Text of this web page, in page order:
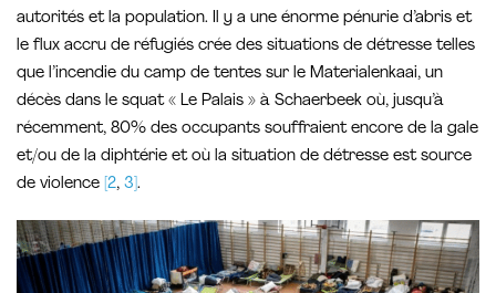
autorités et la population. Il y a une énorme pénurie d’abris et
le flux accru de réfugiés crée des situations de détresse telles
que l’incendie du camp de tentes sur le Materialenkaai, un
décès dans le squat « Le Palais » à Schaerbeek où, jusqu’à
récemment, 80% des occupants souffraient encore de la gale
et/ou de la diphtérie et où la situation de détresse est source
de violence [2, 3] .